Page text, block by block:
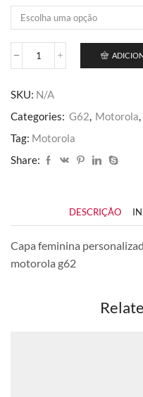
Moto
SKU: N/A
Categories: G62, Motorola,
Tag: Motorola
Share:
DESCRIÇÃO
Capa feminina
motorola g62